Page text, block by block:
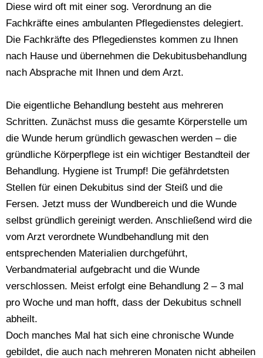
Diese wird oft mit einer sog. Verordnung an die
Fachkräfte eines ambulanten Pflegedienstes delegiert.
Die Fachkräfte des Pflegedienstes kommen zu Ihnen
nach Hause und übernehmen die Dekubitusbehandlung
nach Absprache mit Ihnen und dem Arzt.
Die eigentliche Behandlung besteht aus mehreren
Schritten. Zunächst muss die gesamte Körperstelle um
die Wunde herum gründlich gewaschen werden – die
gründliche Körperpflege ist ein wichtiger Bestandteil der
Behandlung. Hygiene ist Trumpf! Die gefährdetsten
Stellen für einen Dekubitus sind der Steiß und die
Fersen. Jetzt muss der Wundbereich und die Wunde
selbst gründlich gereinigt werden. Anschließend wird die
vom Arzt verordnete Wundbehandlung mit den
entsprechenden Materialien durchgeführt,
Verbandmaterial aufgebracht und die Wunde
verschlossen. Meist erfolgt eine Behandlung 2 – 3 mal
pro Woche und man hofft, dass der Dekubitus schnell
abheilt.
Doch manches Mal hat sich eine chronische Wunde
gebildet, die auch nach mehreren Monaten nicht abheilen